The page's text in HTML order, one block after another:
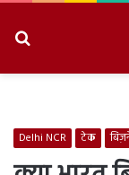
Delhi NCR टेक